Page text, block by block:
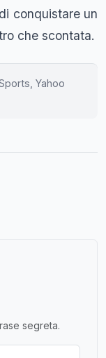
conquistare un
che scontata.
Yahoo
segreta.